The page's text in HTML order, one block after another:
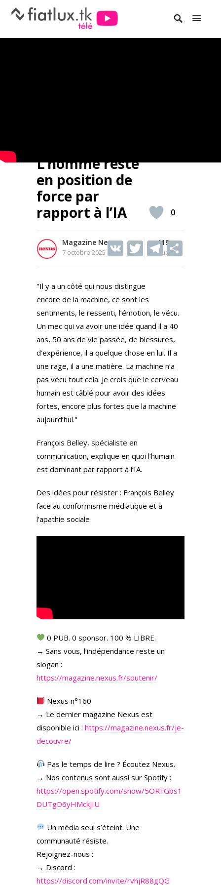
L’homme reste
en position de
force par
rapport à l’IA
Magazine Nexus
7 octobre 2025
119
Vues
V T
itt
er
T
a
m
0
"Il y a un côté qui nous distingue
encore de la machine, ce sont les
sentiments, le ressenti, l’émotion, le vécu.
Un mec qui va avoir une idée quand il a 40
ans, 50 ans de vie passée, de blessures,
d’expérience, il a quelque chose en lui. Il a
une rage, il a une matière. La machine n’a
pas vécu tout cela. Je crois que le cerveau
humain est câblé pour avoir des idées
fortes, encore plus fortes que la machine
aujourd’hui."
François Belley, spécialiste en
communication, explique en quoi l’humain
est dominant par rapport à l’IA.
Des idées pour résister : François Belley
face au conformisme médiatique et à
l’apathie sociale
0 PUB. 0 sponsor. 100 % LIBRE.
→ Sans vous, l’indépendance reste un
slogan :
https://magazine.nexus.fr/soutenir/
Nexus n°160
→ Le dernier magazine Nexus est
disponible ici : https://magazine.nexus.fr/je-
decouvre/
Pas le temps de lire ? Écoutez Nexus.
→ Nos contenus sont aussi sur Spotify :
https://open.spotify.com/show/5ORFGbs1
DUTgD6yHMckJIU
Un média seul s’éteint. Une
communauté résiste.
Rejoignez-nous :
→ Discord :
https://discord.com/invite/rvhjR88gQG